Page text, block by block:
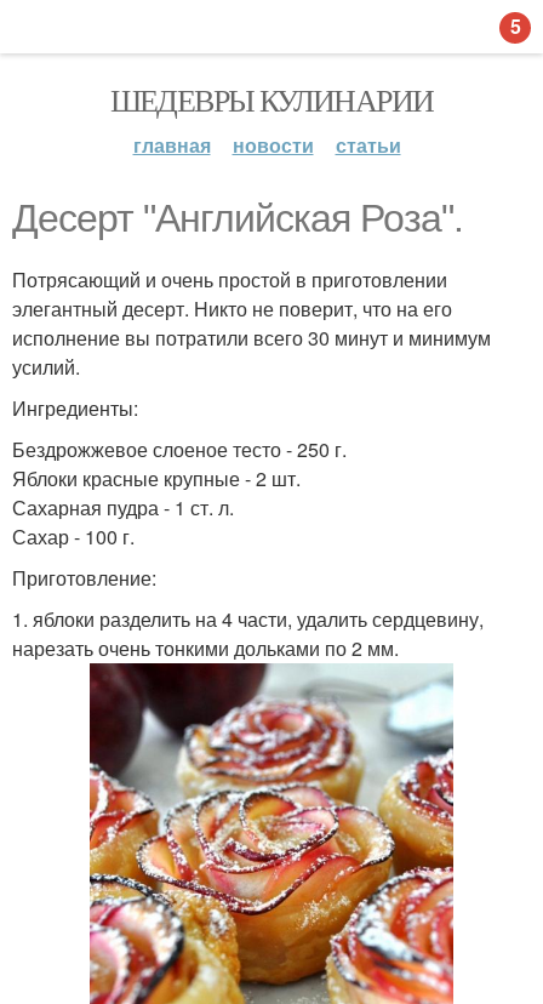
ШЕДЕВРЫ КУЛИНАРИИ
главная новости статьи
Десерт "Английская Роза".
Потрясающий и очень простой в приготовлении
элегантный десерт. Никто не поверит, что на его
исполнение вы потратили всего 30 минут и минимум
усилий.
Ингредиенты:
Бездрожжевое слоеное тесто - 250 г.
Яблоки красные крупные - 2 шт.
Сахарная пудра - 1 ст. л.
Сахар - 100 г.
Приготовление:
1. яблоки разделить на 4 части, удалить сердцевину,
нарезать очень тонкими дольками по 2 мм.
5